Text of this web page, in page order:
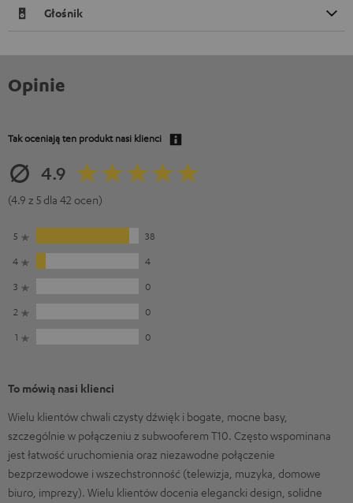
Głośnik
Opinie
Tak oceniają ten produkt nasi klienci
4.9
(4.9 z 5 dla 42 ocen)
5
38
4
4
3
0
2
0
1
0
To mówią nasi klienci
Wielu klientów chwali czysty dźwięk i bogate, mocne basy,
szczególnie w połączeniu z subwooferem T10. Często wspominana
jest łatwość uruchomienia oraz niezawodne połączenie
bezprzewodowe i wszechstronność (telewizja, muzyka, domowe
biuro, imprezy). Wielu klientów docenia elegancki design, solidne